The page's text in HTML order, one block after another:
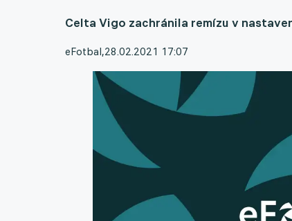
Celta Vigo zachránila remízu v
eFotbal,28.02.2021 17:07